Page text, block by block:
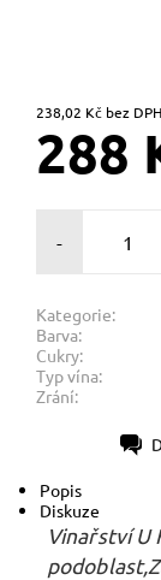
238,02 Kč bez DPH
288
-
Kategorie:
Barva:
Cukry:
Typ vína:
Zrání:
Popis
Diskuze
Vinařství U